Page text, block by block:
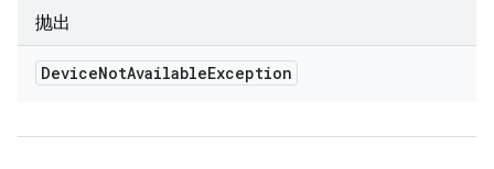
抛出
DeviceNotAvailableException